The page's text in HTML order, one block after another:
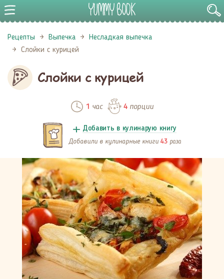
Рецепты Выпечка
Несладкая выпечка
Слойки с курицей
Слойки с курицей
1 час 4порции
Добавить в кулинарую книгу
Добавили в кулинарные книги 43 раза